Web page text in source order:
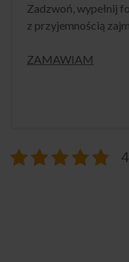
Zadzwoń, wypełnij
z przyjemnością
ZAMAWIAM